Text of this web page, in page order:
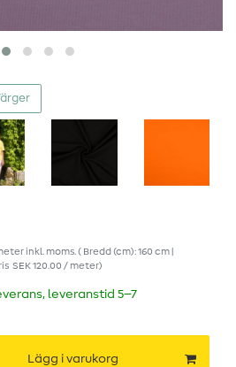
inkl. moms. ( Bredd (cm): 160 cm |
SEK 120.00 / meter)
leveranstid 5–7
Lägg i varukorg